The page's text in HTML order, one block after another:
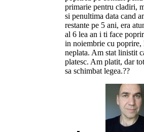
primarie pentru cladiri,
si penultima data cand
restante pe 5 ani, era
al 6 lea an i ti face
in noiembrie cu
neplata. Am stat linistit
platesc. Am platit, dar
sa schimbat legea.??